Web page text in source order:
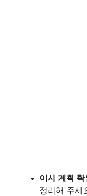
이사 계획 확
정리해 주세